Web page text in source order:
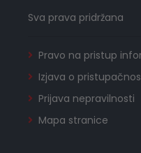
Sva prava pridržana
Pravo na pristup
Izjava o
Prijava nepravilnosti
Mapa stranice